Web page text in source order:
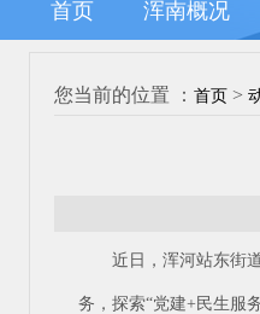
首页 浑南概况
您当前的位置 ： 首页 >
近日，浑河站东街
务，探索“党建+民生服